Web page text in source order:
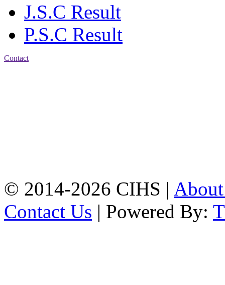
J.S.C Result
P.S.C Result
Contact
© 2014-2026 CIHS |
Contact Us | Powered By: